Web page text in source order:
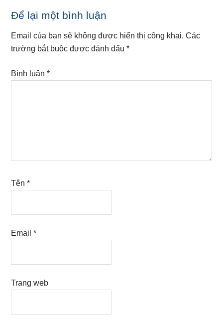
Reader
Interactions
Để lại một bình luận
Email của bạn sẽ không được hiển thị công khai. Các
trường bắt buộc được đánh dấu*
Bình luận*
Tên*
Email*
Trang web